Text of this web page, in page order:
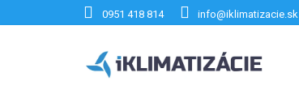
0951 418 814 info@iklimatizacie.sk